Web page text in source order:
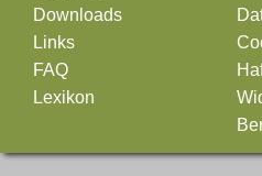
Downloads
Links
FAQ
Lexikon